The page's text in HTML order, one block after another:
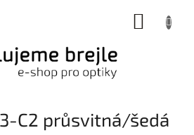
C2 průsvitná/šedá